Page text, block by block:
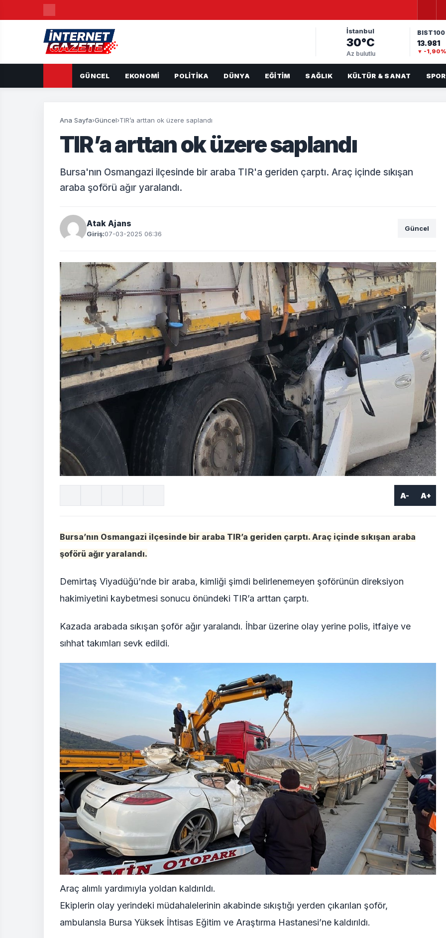
İstanbul
30°C
Az bulutlu
BIST100
13.981
▼ -1,90%
GÜNCEL EKONOMI POLITIKA DÜNYA EĞITIM SAĞLIK KÜLTÜR & SANAT SPOR
Ana Sayfa›Güncel›TIR’a arttan ok üzere saplandı
TIR’a arttan ok üzere saplandı
Bursa'nın Osmangazi ilçesinde bir araba TIR'a geriden çarptı. Araç içinde sıkışan
araba şoförü ağır yaralandı.
Atak Ajans
Giriş:07-03-2025 06:36
Güncel
A- A+
Bursa’nın Osmangazi ilçesinde bir araba TIR’a geriden çarptı. Araç içinde sıkışan araba
şoförü ağır yaralandı.
Demirtaş Viyadüğü’nde bir araba, kimliği şimdi belirlenemeyen şoförünün direksiyon
hakimiyetini kaybetmesi sonucu önündeki TIR’a arttan çarptı.
Kazada arabada sıkışan şoför ağır yaralandı. İhbar üzerine olay yerine polis, itfaiye ve
sıhhat takımları sevk edildi.
Araç alımlı yardımıyla yoldan kaldırıldı.
Ekiplerin olay yerindeki müdahalelerinin akabinde sıkıştığı yerden çıkarılan şoför,
ambulansla Bursa Yüksek İhtisas Eğitim ve Araştırma Hastanesi’ne kaldırıldı.